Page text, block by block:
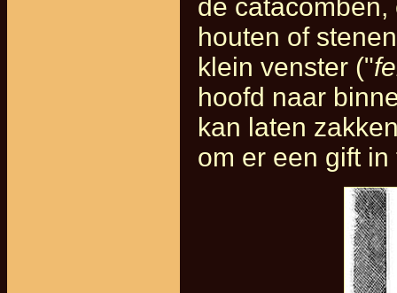
de
houten of
klein venster ("
hoofd naar
kan laten
om er een gift